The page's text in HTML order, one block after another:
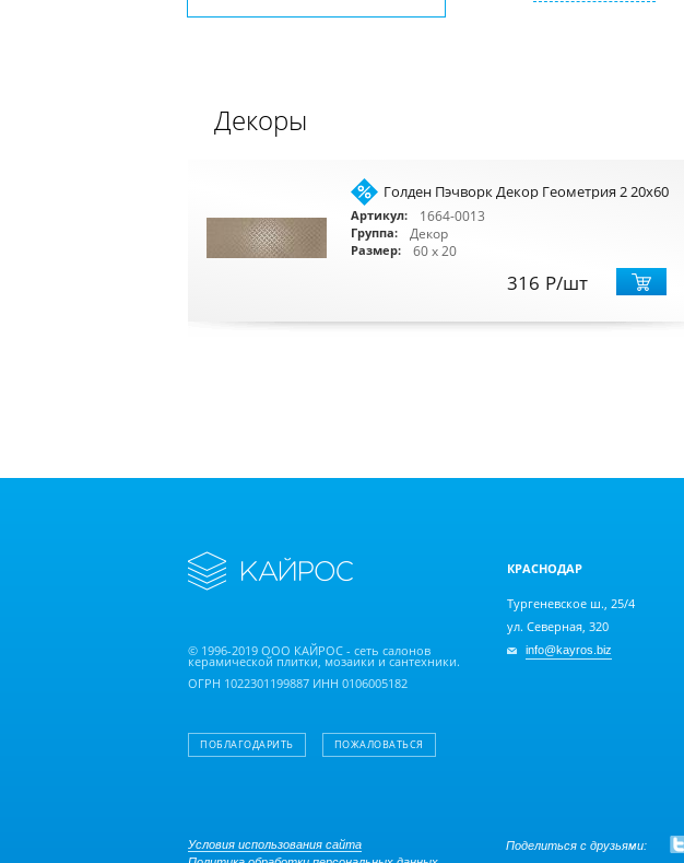
Декоры
Голден Пэчворк Декор Геометрия 2 20x60
Артикул: 1664-0013
Группа: Декор
Размер: 60 x 20
316 Р/шт
© 1996-2019 ООО КАЙРОС - сеть салонов
керамической плитки, мозаики и сантехники.
ОГРН 1022301199887 ИНН 0106005182
ПОБЛАГОДАРИТЬ ПОЖАЛОВАТЬСЯ
КРАСНОДАР
Тургеневское ш., 25/4
ул. Северная, 320
info@kayros.biz
Условия использования сайта
Поделиться с друзьями: